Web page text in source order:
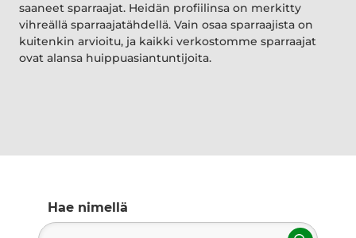
saaneet sparraajat. Heidän profiilinsa on merkitty
vihreällä sparraajatähdellä. Vain osaa sparraajista on
kuitenkin arvioitu, ja kaikki verkostomme sparraajat
ovat alansa huippuasiantuntijoita.
Hae nimellä